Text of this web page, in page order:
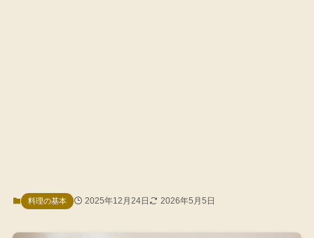
料理の基本 2025年12月24日 2026年5月5日